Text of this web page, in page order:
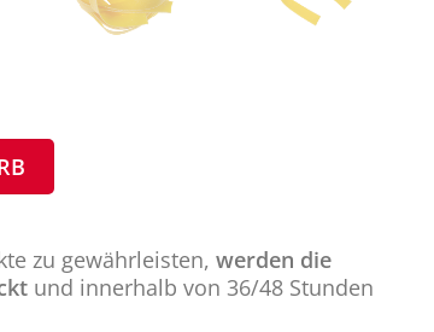
zu gewährleisten, werden die
und innerhalb von 36/48 Stunden